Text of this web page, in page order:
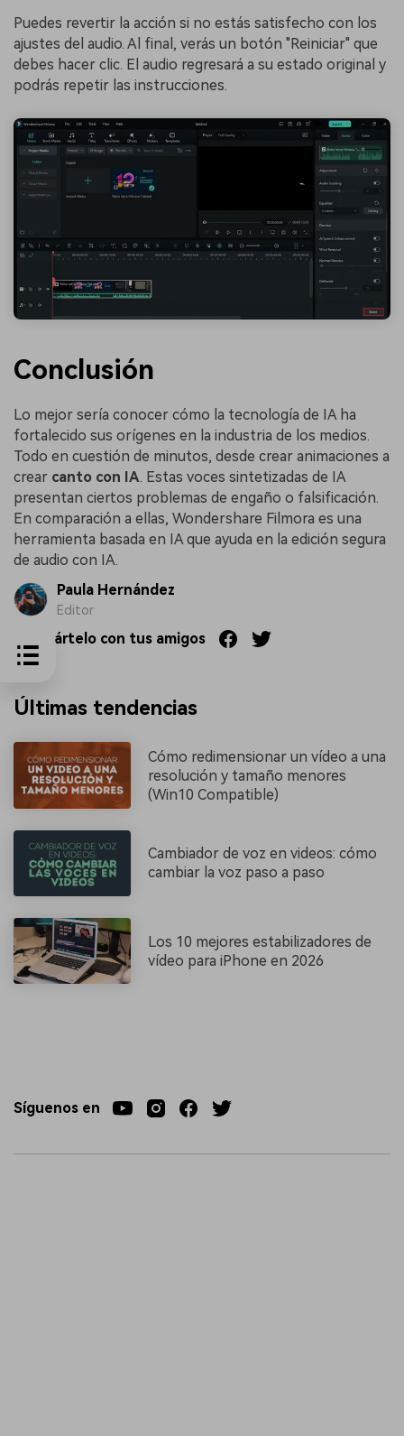
Puedes revertir la acción si no estás satisfecho con los
ajustes del audio. Al final, verás un botón "Reiniciar" que
debes hacer clic. El audio regresará a su estado original y
podrás repetir las instrucciones.
Conclusión
Lo mejor sería conocer cómo la tecnología de IA ha
fortalecido sus orígenes en la industria de los medios.
Todo en cuestión de minutos, desde crear animaciones a
crear canto con IA. Estas voces sintetizadas de IA
presentan ciertos problemas de engaño o falsificación.
En comparación a ellas, Wondershare Filmora es una
herramienta basada en IA que ayuda en la edición segura
de audio con IA.
Paula Hernández
Editor
Compártelo con tus amigos
Últimas tendencias
Cómo redimensionar un vídeo a una
resolución y tamaño menores
(Win10 Compatible)
Cambiador de voz en videos: cómo
cambiar la voz paso a paso
Los 10 mejores estabilizadores de
vídeo para iPhone en 2026
Síguenos en